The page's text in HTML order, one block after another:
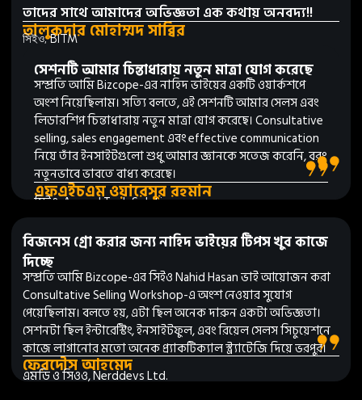
তাদের সাথে আমাদের অভিজ্ঞতা এক কথায় অনবদ্য!!
তালুকদার মোহাম্মদ সাব্বির
সিইও, BITM
সেশনটি আমার চিন্তাধারায় নতুন মাত্রা যোগ করেছে
সম্প্রতি আমি Bizcope-এর নাহিদ ভাইয়ের একটি ওয়ার্কশপে
অংশ নিয়েছিলাম। সত্যি বলতে, এই সেশনটি আমার সেলস এবং
লিডারশিপ চিন্তাধারায় নতুন মাত্রা যোগ করেছে। Consultative
selling, sales engagement এবং effective communication
নিয়ে তাঁর ইনসাইটগুলো শুধু আমার জ্ঞানকে সতেজ করেনি, বরং
নতুনভাবে ভাবতে বাধ্য করেছে।
এফএইচএম ওয়ারেসুর রহমান
সিইও, Accord Tech Solutions
বিজনেস গ্রো করার জন্য নাহিদ ভাইয়ের টিপস খুব কাজে
দিচ্ছে
সম্প্রতি আমি Bizcope-এর সিইও Nahid Hasan ভাই আয়োজন করা
Consultative Selling Workshop-এ অংশ নেওয়ার সুযোগ
পেয়েছিলাম। বলতে হয়, এটা ছিল অনেক দারুন একটা অভিজ্ঞতা।
সেশনটা ছিল ইন্টারেস্টিং, ইনসাইটফুল, এবং রিয়েল সেলস সিচুয়েশনে
কাজে লাগানোর মতো অনেক প্র্যাকটিক্যাল স্ট্র্যাটেজি দিয়ে ভরপুর।
ফেরদৌস আহমেদ
এমডি ও সিওও, Nerddevs Ltd.